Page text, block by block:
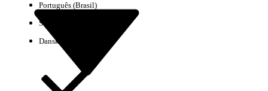
Português (Brasil)
Suomi
Dansk